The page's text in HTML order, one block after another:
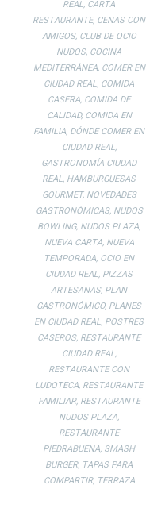
REAL, CARTA
RESTAURANTE, CENAS CON
AMIGOS, CLUB DE OCIO
NUDOS, COCINA
MEDITERRÁNEA, COMER EN
CIUDAD REAL, COMIDA
CASERA, COMIDA DE
CALIDAD, COMIDA EN
FAMILIA, DÓNDE COMER EN
CIUDAD REAL,
GASTRONOMÍA CIUDAD
REAL, HAMBURGUESAS
GOURMET, NOVEDADES
GASTRONÓMICAS, NUDOS
BOWLING, NUDOS PLAZA,
NUEVA CARTA, NUEVA
TEMPORADA, OCIO EN
CIUDAD REAL, PIZZAS
ARTESANAS, PLAN
GASTRONÓMICO, PLANES
EN CIUDAD REAL, POSTRES
CASEROS, RESTAURANTE
CIUDAD REAL,
RESTAURANTE CON
LUDOTECA, RESTAURANTE
FAMILIAR, RESTAURANTE
NUDOS PLAZA,
RESTAURANTE
PIEDRABUENA, SMASH
BURGER, TAPAS PARA
COMPARTIR, TERRAZA